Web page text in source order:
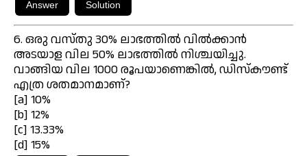
6. ഒരു വസ്തു 30% ലാഭത്തിൽ വിൽക്കാൻ
അടയാള വില 50% ലാഭത്തിൽ നിശ്ചയിച്ചു.
വാങ്ങിയ വില 1000 രൂപയാണെങ്കിൽ, ഡിസ്കൗണ്ട്
എത്ര ശതമാനമാണ്?
[a] 10%
[b] 12%
[c] 13.33%
[d] 15%